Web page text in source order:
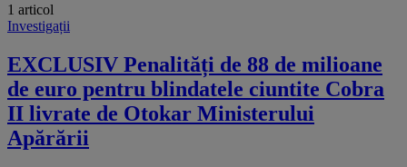
1 articol
Investigații
EXCLUSIV Penalități de 88 de milioane
de euro pentru blindatele ciuntite Cobra
II livrate de Otokar Ministerului
Apărării